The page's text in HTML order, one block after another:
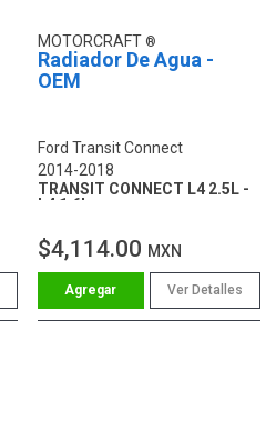
MOTORCRAFT
Radiador De Agua -
OEM
Ford Transit Connect
2014-2018
TRANSIT CONNECT L4 2.5L -
L4 1.6L
$4,114.00 MXN
Ver Detalles